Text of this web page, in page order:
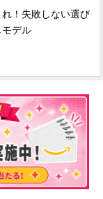
！失敗しない選び
デル